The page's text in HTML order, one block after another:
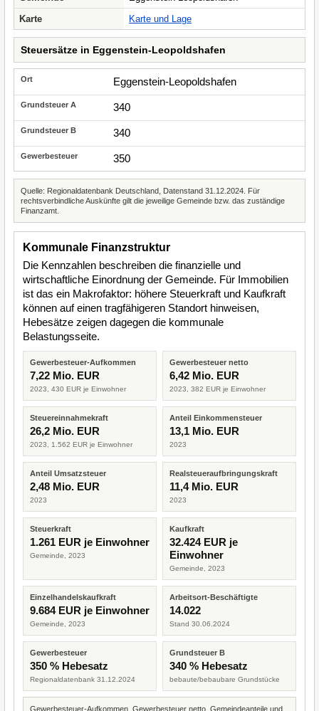
Karte
Karte und Lage
Steuersätze in Eggenstein-Leopoldshafen
Eggenstein-Leopoldshafen
340
340
350
Quelle: Regionaldatenbank Deutschland, Datenstand 31.12.2024. Für
rechtsverbindliche Auskünfte gilt die jeweilige Gemeinde bzw. das zuständige
Finanzamt.
Kommunale Finanzstruktur
Die Kennzahlen beschreiben die finanzielle und
wirtschaftliche Einordnung der Gemeinde. Für Immobilien
ist das ein Makrofaktor: höhere Steuerkraft und Kaufkraft
können auf einen tragfähigeren Standort hinweisen,
Hebesätze zeigen dagegen die kommunale
Belastungsseite.
Gewerbesteuer-Aufkommen
7,22 Mio. EUR
2023, 430 EUR je Einwohner
Gewerbesteuer netto
6,42 Mio. EUR
2023, 382 EUR je Einwohner
Steuereinnahmekraft
26,2 Mio. EUR
2023, 1.562 EUR je Einwohner
Anteil Einkommensteuer
13,1 Mio. EUR
2023
Anteil Umsatzsteuer
2,48 Mio. EUR
2023
Realsteueraufbringungskraft
11,4 Mio. EUR
2023
Steuerkraft
1.261 EUR je Einwohner
Gemeinde, 2023
Kaufkraft
32.424 EUR je
Einwohner
Gemeinde, 2023
Einzelhandelskaufkraft
9.684 EUR je Einwohner
Gemeinde, 2023
Arbeitsort-Beschäftigte
14.022
Stand 30.06.2024
Gewerbesteuer
350 % Hebesatz
Regionaldatenbank 31.12.2024
Grundsteuer B
340 % Hebesatz
bebaute/bebaubare Grundstücke
Gewerbesteuer-Aufkommen, Gewerbesteuer netto, Gemeindeanteile und